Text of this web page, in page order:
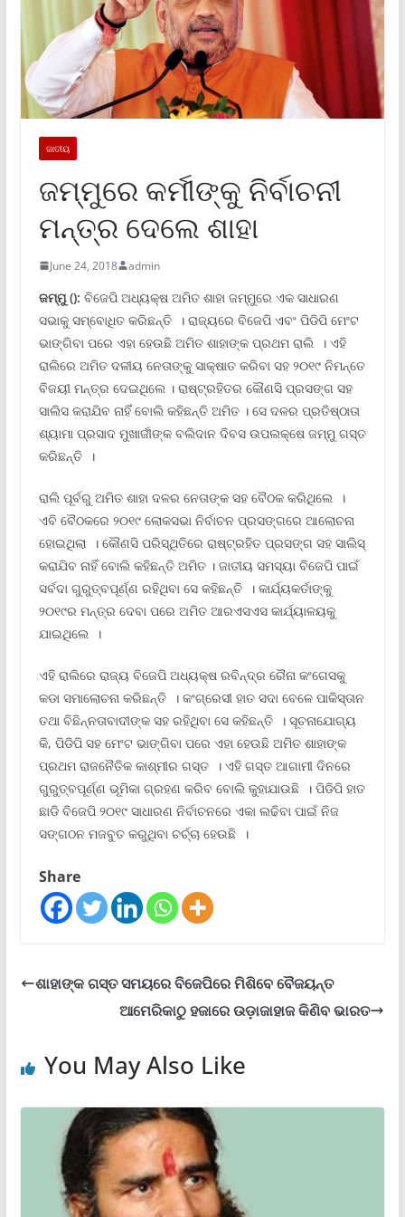
ଜାତୀୟ
ଜମ୍ମୁରେ କର୍ମୀଙ୍କୁ ନିର୍ବାଚନୀ
ମନ୍ତ୍ର ଦେଲେ ଶାହା
June 24, 2018 admin
ଜମ୍ମୁ (): ବିଜେପି ଅଧ୍ୟକ୍ଷ ଅମିତ ଶାହା ଜମ୍ମୁରେ ଏକ ସାଧାରଣ
ସଭାକୁ ସମ୍ବୋଧିତ କରିଛନ୍ତି । ରାଜ୍ୟରେ ବିଜେପି ଏବଂ ପିଡିପି ମେଂଟ
ଭାଙ୍ଗିବା ପରେ ଏହା ହେଉଛି ଅମିତ ଶାହାଙ୍କ ପ୍ରଥମ ରାଲି । ଏହି
ରାଲିରେ ଅମିତ ଦଳୀୟ ନେତାଙ୍କୁ ସାକ୍ଷାତ କରିବା ସହ ୨୦୧୯ ନିମନ୍ତେ
ବିଜୟୀ ମନ୍ତ୍ର ଦେଇଥିଲେ । ରାଷ୍ଟ୍ରହିତର କୌଣସି ପ୍ରସଙ୍ଗ ସହ
ସାଲିସ କରାଯିବ ନାହିଁ ବୋଲି କହିଛନ୍ତି ଅମିତ । ସେ ଦଳର ପ୍ରତିଷ୍ଠାତା
ଶ୍ୟାମା ପ୍ରସାଦ ମୁଖାର୍ଜୀଙ୍କ ବଲିଦାନ ଦିବସ ଉପଲକ୍ଷେ ଜମ୍ମୁ ଗସ୍ତ
କରିଛନ୍ତି ।
ରାଲି ପୂର୍ବରୁ ଅମିତ ଶାହା ଦଳର ନେତାଙ୍କ ସହ ବୈଠକ କରିଥିଲେ ।
ଏବି ବୈଠକରେ ୨୦୧୯ ଲୋକସଭା ନିର୍ବାଚନ ପ୍ରସଙ୍ଗରେ ଆଲୋଚନା
ହୋଇଥିଲା । କୌଣସି ପରିସ୍ଥିତିରେ ରାଷ୍ଟ୍ରହିତ ପ୍ରସଙ୍ଗ ସହ ସାଲିସ୍
କରାଯିବ ନାହିଁ ବୋଲି କହିଛନ୍ତି ଅମିତ । ଜାତୀୟ ସମସ୍ୟା ବିଜେପି ପାଇଁ
ସର୍ବଦା ଗୁରୁତ୍ବପୂର୍ଣ୍ଣ ରହିଥିବା ସେ କହିଛନ୍ତି । କାର୍ଯ୍ୟକର୍ତାଙ୍କୁ
୨୦୧୯ର ମନ୍ତ୍ର ଦେବା ପରେ ଅମିତ ଆରଏସଏସ କାର୍ଯ୍ୟାଳୟକୁ
ଯାଇଥିଲେ ।
ଏହି ରାଲିରେ ରାଜ୍ୟ ବିଜେପି ଅଧ୍ୟକ୍ଷ ରବିନ୍ଦ୍ର ରୈନା କଂଗେସକୁ
କଡା ସମାଲୋଚନା କରିଛନ୍ତି । କଂଗ୍ରେସୀ ହାତ ସଦା ବେଳେ ପାକିସ୍ତାନ
ତଥା ବିଛିନ୍ନତାବାଦୀଙ୍କ ସହ ରହିଥିବା ସେ କହିଛନ୍ତି । ସୂଚନାଯୋଗ୍ୟ
କି, ପିଡିପି ସହ ମେଂଟ ଭାଙ୍ଗିବା ପରେ ଏହା ହେଉଛି ଅମିତ ଶାହାଙ୍କ
ପ୍ରଥମ ରାଜନୈତିକ କାଶ୍ମୀର ଗସ୍ତ । ଏହି ଗସ୍ତ ଆଗାମୀ ଦିନରେ
ଗୁରୁତ୍ବପୂର୍ଣ୍ଣ ଭୂମିକା ଗ୍ରହଣ କରିବ ବୋଲି କୁହାଯାଉଛି । ପିଡିପି ହାତ
ଛାଡି ବିଜେପି ୨୦୧୯ ସାଧାରଣ ନିର୍ବାଚନରେ ଏକା ଲଢିବା ପାଇଁ ନିଜ
ସଙ୍ଗଠନ ମଜବୁତ କରୁଥିବା ଚର୍ଚ୍ଚା ହେଉଛି ।
Share
ଶାହାଙ୍କ ଗସ୍ତ ସମୟରେ ବିଜେପିରେ ମିଶିବେ ବୈଜୟନ୍ତ
ଆମେରିକାଠୁ ହଜାରେ ଉଡ଼ାଜାହାଜ କିଣିବ ଭାରତ
You May Also Like